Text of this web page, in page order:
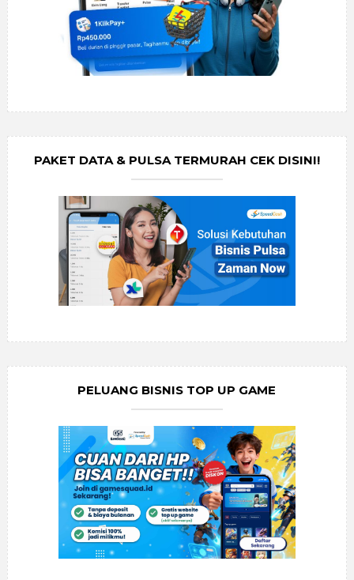
PAKET DATA & PULSA TERMURAH CEK DISINI!
PELUANG BISNIS TOP UP GAME